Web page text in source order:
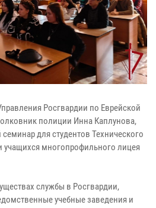
Росгвардии по Еврейской
полиции Инна Каплунова,
для студентов Технического
учащихся многопрофильного лицея
службы в Росгвардии,
учебные заведения и